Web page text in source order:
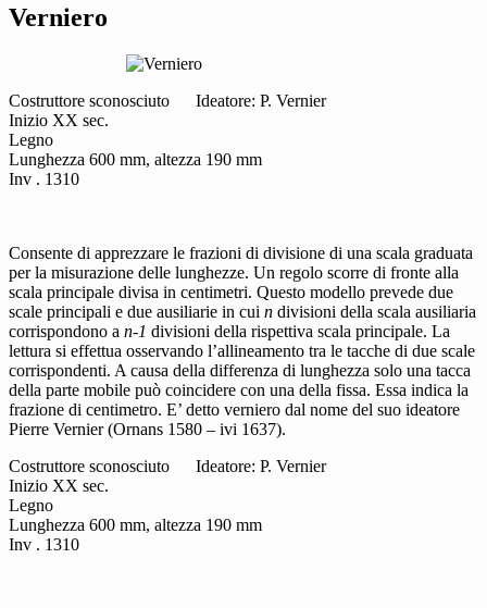
Verniero
Costruttore sconosciuto Ideatore: P. Vernier
Inizio XX sec.
Legno
Lunghezza 600 mm, altezza 190 mm
Inv . 1310
Consente di apprezzare le frazioni di divisione di una scala graduata
per la misurazione delle lunghezze. Un regolo scorre di fronte alla
scala principale divisa in centimetri. Questo modello prevede due
scale principali e due ausiliarie in cui n divisioni della scala ausiliaria
corrispondono a n-1 divisioni della rispettiva scala principale. La
lettura si effettua osservando l’allineamento tra le tacche di due scale
corrispondenti. A causa della differenza di lunghezza solo una tacca
della parte mobile può coincidere con una della fissa. Essa indica la
frazione di centimetro. E’ detto verniero dal nome del suo ideatore
Pierre Vernier (Ornans 1580 – ivi 1637).
Costruttore sconosciuto Ideatore: P. Vernier
Inizio XX sec.
Legno
Lunghezza 600 mm, altezza 190 mm
Inv . 1310